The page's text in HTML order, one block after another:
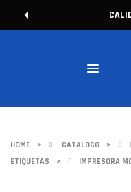
HOME > CATÁLOGO >
ETIQUETAS
> IMPRESORA